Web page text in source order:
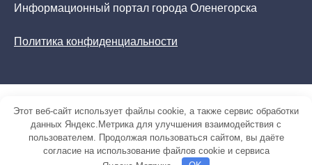
Информационный портал города Оленегорска
Политика конфиденциальности
Этот веб-сайт использует файлы cookie, а также сервис обработки
данных Яндекс.Метрика для улучшения взаимодействия с
пользователем. Продолжая пользоваться сайтом, вы даёте
согласие на использование файлов cookie и сервиса